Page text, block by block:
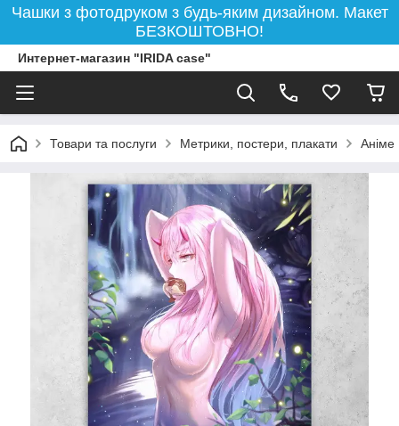
Чашки з фотодруком з будь-яким дизайном. Макет
БЕЗКОШТОВНО!
Интернет-магазин "IRIDA case"
Товари та послуги Метрики, постери, плакати Аніме